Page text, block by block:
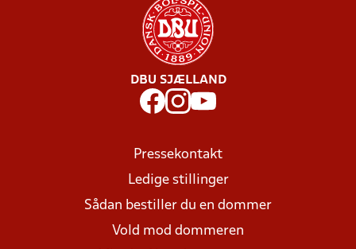
DBU SJÆLLAND
Pressekontakt
Ledige stillinger
Sådan bestiller du en dommer
Vold mod dommeren